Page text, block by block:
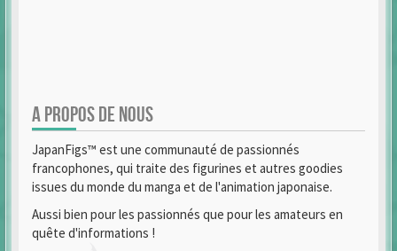
A PROPOS DE NOUS
JapanFigs™ est une communauté de passionnés
francophones, qui traite des figurines et autres goodies
issues du monde du manga et de l'animation japonaise.
Aussi bien pour les passionnés que pour les amateurs en
quête d'informations !